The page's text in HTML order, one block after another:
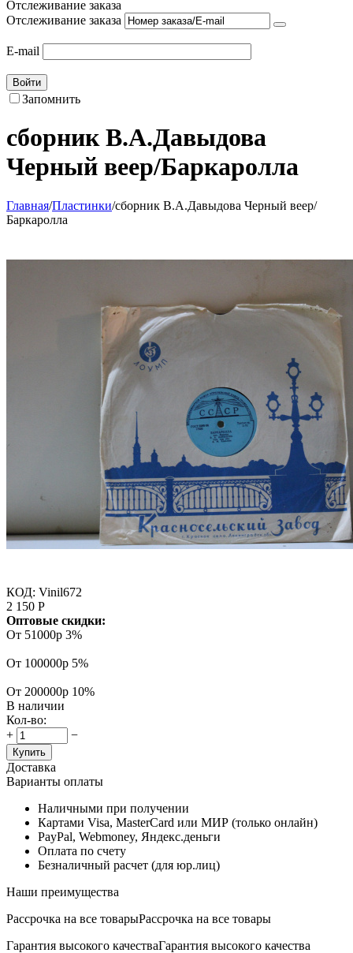
Отслеживание заказа
Отслеживание заказа
E-mail
Войти
Запомнить
сборник В.А.Давыдова
Черный веер/Баркаролла
Главная/Пластинки/сборник В.А.Давыдова Черный веер/
Баркаролла
КОД: Vinil672
2 150 Р
Оптовые скидки:
От 51000р 3%
От 100000р 5%
От 200000р 10%
В наличии
Кол-во:
+
−
Купить
Доставка
Варианты оплаты
Наличными при получении
Картами Visa, MasterCard или МИР (только онлайн)
PayPal, Webmoney, Яндекс.деньги
Оплата по счету
Безналичный расчет (для юр.лиц)
Наши преимущества
Рассрочка на все товарыРассрочка на все товары
Гарантия высокого качестваГарантия высокого качества